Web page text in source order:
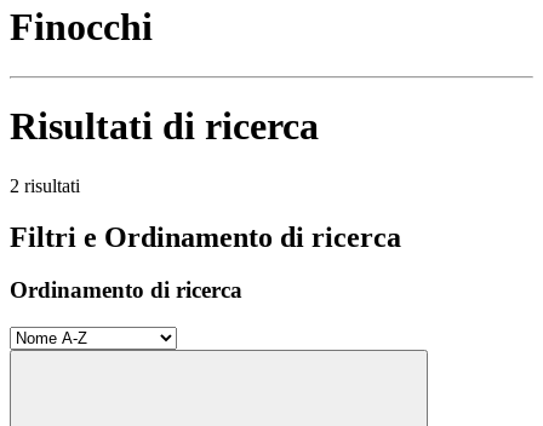
Finocchi
Risultati di ricerca
2 risultati
Filtri e Ordinamento di ricerca
Ordinamento di ricerca